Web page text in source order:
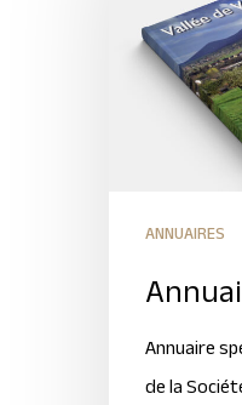
ANNUAIRES
Annuaire
de la